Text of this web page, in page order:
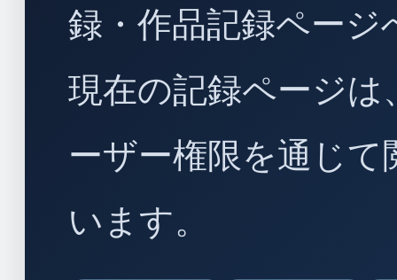
録・作品記録ペー
現在の記録ページは
ーザー権限を通じ
います。